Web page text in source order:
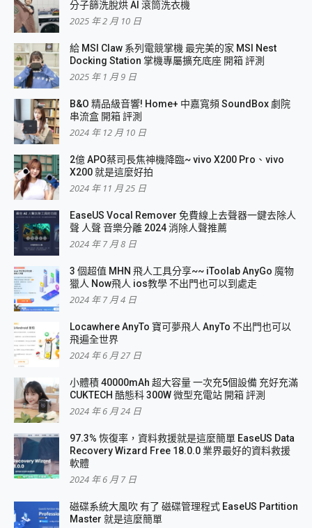
分子篩洗脫烘 AI 滾筒洗衣機
2025 年 2 月 10 日
給 MSI Claw 系列電競掌機 最完美的家 MSI Nest
Docking Station 掌機專屬擴充底座 開箱 評測
2025 年 1 月 9 日
B&O 精品級音響! Home+ 中嘉寬頻 SoundBox 劇院
串流盒 開箱 評測
2024 年 12 月 10 日
2億 APO蔡司長焦神機降臨~ vivo X200 Pro、vivo
X200 就是這麼好拍
2024 年 11 月 25 日
EaseUS Vocal Remover 免費線上去聲器一鍵去除人
聲 人聲 音樂分離 2024 消除人聲推薦
2024 年 7 月 8 日
3 個超值 MHN 飛人工具分享~~ iToolab AnyGo 魔物
獵人 Now飛人 ios教學 不出門也可以到處走
2024 年 7 月 4 日
Locawhere AnyTo 寶可夢飛人 AnyTo 不出門也可以
飛遍全世界
2024 年 6 月 27 日
小體積 40000mAh 超大容量 一次充5個設備 充好充滿
CUKTECH 酷態科 300W 微型充電站 開箱 評測
2024 年 6 月 24 日
97.3% 恢復率，資料救援就是這麼簡單 EaseUS Data
Recovery Wizard Free 18.0.0 業界最好的資料救援
軟體
2024 年 6 月 7 日
磁碟系統大風吹 有了 磁碟管理程式 EaseUS Partition
Master 就是這麼簡單